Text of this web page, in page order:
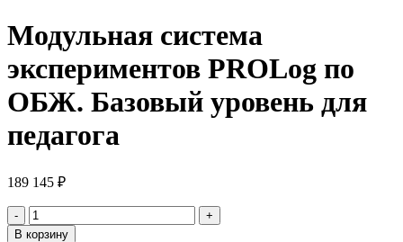
Модульная система
экспериментов PROLog по
ОБЖ. Базовый уровень для
педагога
189 145 ₽
В корзину